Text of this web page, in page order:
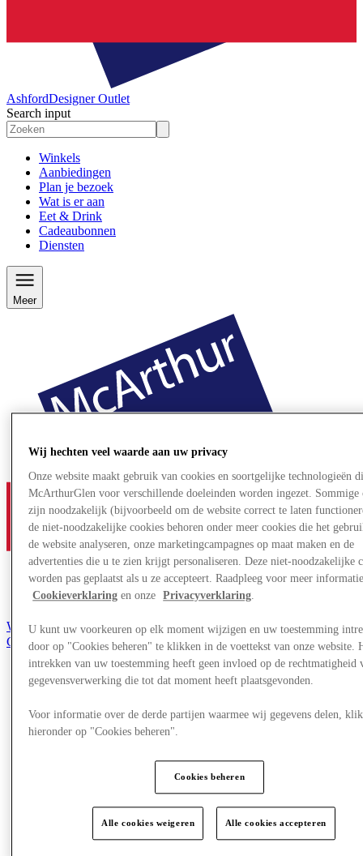
AshfordDesigner Outlet
Search input
Winkels
Aanbiedingen
Plan je bezoek
Wat is er aan
Eet & Drink
Cadeaubonnen
Diensten
Meer
Word lid van de Club
Gered,
Winkels
Plan je bezoek
Wat is er aan
Eet & Drink
Wij hechten veel waarde aan uw privacy
Onze website maakt gebruik van cookies en soortgelijke technologieën
McArthurGlen voor verschillende doeleinden worden ingezet. Sommige
zijn noodzakelijk (bijvoorbeeld om de website correct te laten
de niet-noodzakelijke cookies behoren onder meer cookies die het
de website analyseren, onze marketingcampagnes op maat maken en de
advertenties die u te zien krijgt personaliseren. Deze niet-noodzakelijke
worden pas geplaatst als u ze accepteert. Raadpleeg voor meer
Cookieverklaring en onze Privacyverklaring.
U kunt uw voorkeuren op elk moment wijzigen en uw toestemming
door op "Cookies beheren" te klikken in de voettekst van onze website.
intrekken van uw toestemming heeft geen invloed op de rechtmatigheid
gegevensverwerking die tot dat moment heeft plaatsgevonden.
Voor informatie over de derde partijen waarmee wij gegevens delen,
hieronder op "Cookies beheren".
Cookies beheren
Alle cookies weigeren Alle cookies accepteren